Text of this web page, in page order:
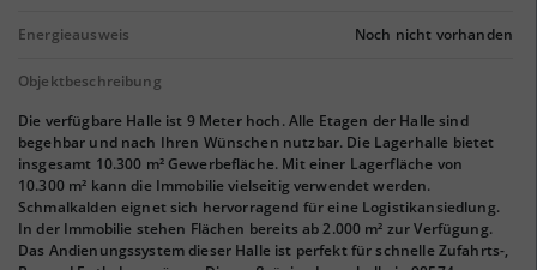
Energieausweis Noch nicht vorhanden
Objektbeschreibung
Die verfügbare Halle ist 9 Meter hoch. Alle Etagen der Halle sind
begehbar und nach Ihren Wünschen nutzbar. Die Lagerhalle bietet
insgesamt 10.300 m² Gewerbefläche. Mit einer Lagerfläche von
10.300 m² kann die Immobilie vielseitig verwendet werden.
Schmalkalden eignet sich hervorragend für eine Logistikansiedlung.
In der Immobilie stehen Flächen bereits ab 2.000 m² zur Verfügung.
Das Andienungssystem dieser Halle ist perfekt für schnelle Zufahrts-,